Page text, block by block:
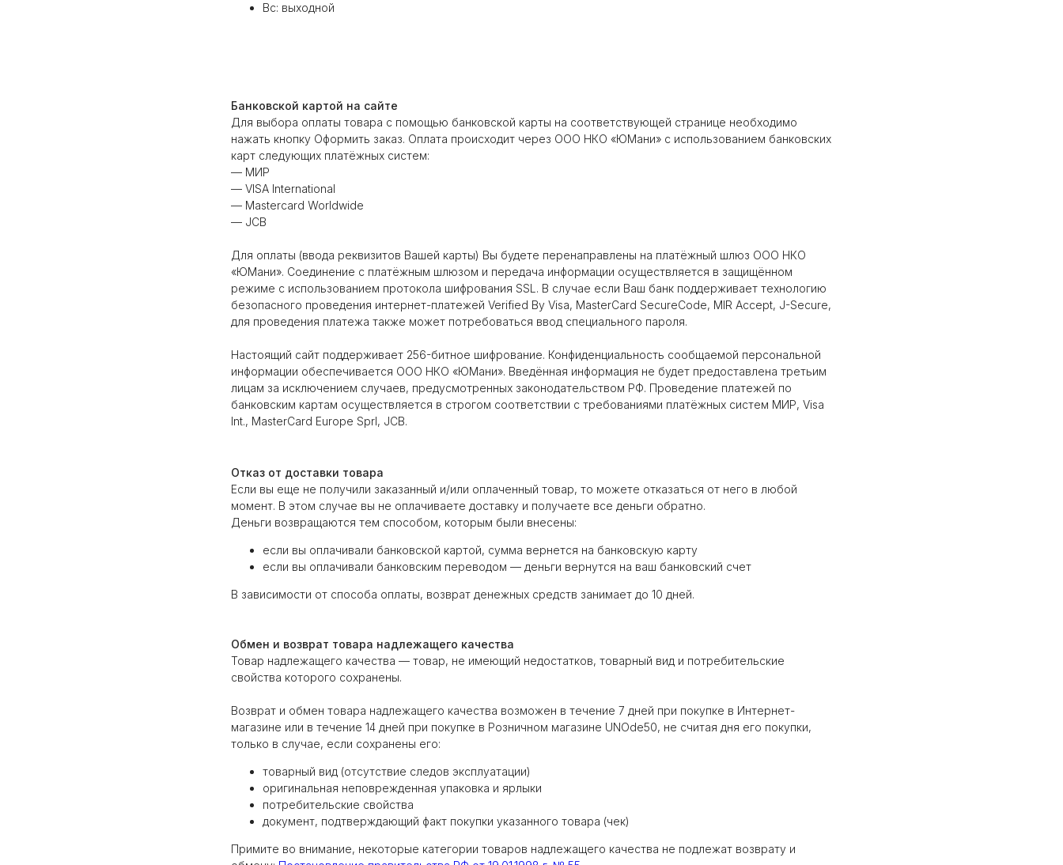
Вс: выходной
Банковской картой на сайте
Для выбора оплаты товара с помощью банковской карты на соответствующей странице необходимо
нажать кнопку Оформить заказ. Оплата происходит через ООО НКО «ЮМани» с использованием банковских
карт следующих платёжных систем:
— МИР
— VISA International
— Mastercard Worldwide
— JCB
Для оплаты (ввода реквизитов Вашей карты) Вы будете перенаправлены на платёжный шлюз ООО НКО
«ЮМани». Соединение с платёжным шлюзом и передача информации осуществляется в защищённом
режиме с использованием протокола шифрования SSL. В случае если Ваш банк поддерживает технологию
безопасного проведения интернет-платежей Verified By Visa, MasterCard SecureCode, MIR Accept, J-Secure,
для проведения платежа также может потребоваться ввод специального пароля.
Настоящий сайт поддерживает 256-битное шифрование. Конфиденциальность сообщаемой персональной
информации обеспечивается ООО НКО «ЮМани». Введённая информация не будет предоставлена третьим
лицам за исключением случаев, предусмотренных законодательством РФ. Проведение платежей по
банковским картам осуществляется в строгом соответствии с требованиями платёжных систем МИР, Visa
Int., MasterCard Europe Sprl, JCB.
Отказ от доставки товара
Если вы еще не получили заказанный и/или оплаченный товар, то можете отказаться от него в любой
момент. В этом случае вы не оплачиваете доставку и получаете все деньги обратно.
Деньги возвращаются тем способом, которым были внесены:
если вы оплачивали банковской картой, сумма вернется на банковскую карту
если вы оплачивали банковским переводом — деньги вернутся на ваш банковский счет
В зависимости от способа оплаты, возврат денежных средств занимает до 10 дней.
Обмен и возврат товара надлежащего качества
Товар надлежащего качества — товар, не имеющий недостатков, товарный вид и потребительские
свойства которого сохранены.
Возврат и обмен товара надлежащего качества возможен в течение 7 дней при покупке в Интернет-
магазине или в течение 14 дней при покупке в Розничном магазине UNOde50, не считая дня его покупки,
только в случае, если сохранены его:
товарный вид (отсутствие следов эксплуатации)
оригинальная неповрежденная упаковка и ярлыки
потребительские свойства
документ, подтверждающий факт покупки указанного товара (чек)
Примите во внимание, некоторые категории товаров надлежащего качества не подлежат возврату и